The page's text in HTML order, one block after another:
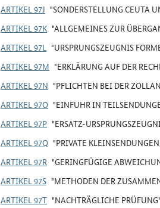
ARTIKEL 97J "SONDERSTELLUNG CEUTA
ARTIKEL 97K "ALLGEMEINES ZUR
ARTIKEL 97L "URSPRUNGSZEUGNIS
ARTIKEL 97M "ERKLÄRUNG AUF DER
ARTIKEL 97N "PFLICHTEN BEI DER
ARTIKEL 97O "EINFUHR IN
ARTIKEL 97P "ERSATZ-
ARTIKEL 97Q "PRIVATE
ARTIKEL 97R "GERINGFÜGIGE
ARTIKEL 97S "METHODEN DER
ARTIKEL 97T "NACHTRÄGLICHE PRÜFUNG"